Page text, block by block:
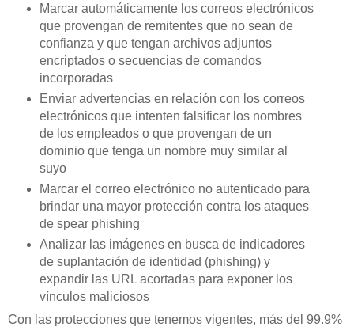
Marcar automáticamente los correos electrónicos
que provengan de remitentes que no sean de
confianza y que tengan archivos adjuntos
encriptados o secuencias de comandos
incorporadas
Enviar advertencias en relación con los correos
electrónicos que intenten falsificar los nombres
de los empleados o que provengan de un
dominio que tenga un nombre muy similar al
suyo
Marcar el correo electrónico no autenticado para
brindar una mayor protección contra los ataques
de spear phishing
Analizar las imágenes en busca de indicadores
de suplantación de identidad (phishing) y
expandir las URL acortadas para exponer los
vínculos maliciosos
Con las protecciones que tenemos vigentes, más del 99.9%